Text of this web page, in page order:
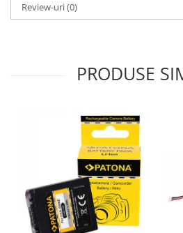
Review-uri(0)
PRODUSE